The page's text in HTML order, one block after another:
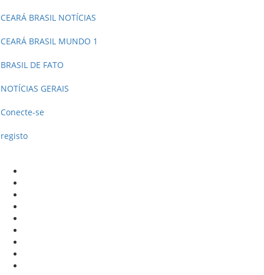
CEARÁ BRASIL NOTÍCIAS
CEARÁ BRASIL MUNDO 1
BRASIL DE FATO
NOTÍCIAS GERAIS
Conecte-se
registo